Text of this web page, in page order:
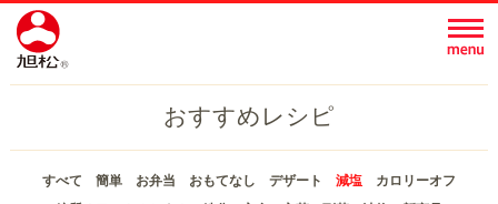
おすすめレシピ
すべて 簡単 お弁当 おもてなし デザート 減塩
カロリーオフ